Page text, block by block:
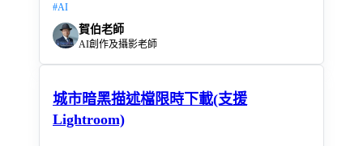
#AI
賀伯老師
AI創作及攝影老師
城市暗黑描述檔限時下載(支援
Lightroom)